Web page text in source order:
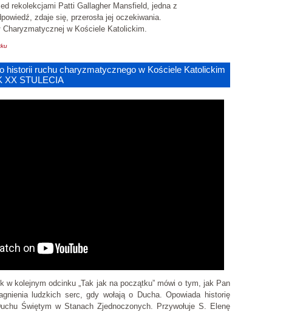
rekolekcjami Patti Gallagher Mansfield, jedna z
zdaje się, przerosła jej oczekiwania.
w Kościele Katolickim.
historii ruchu charyzmatycznego w Kościele Katolickim
XX STULECIA
w kolejnym odcinku „Tak jak na początku” mówi o tym, jak Pan
ludzkich serc, gdy wołają o Ducha. Opowiada historię
Świętym w Stanach Zjednoczonych. Przywołuje S. Elenę